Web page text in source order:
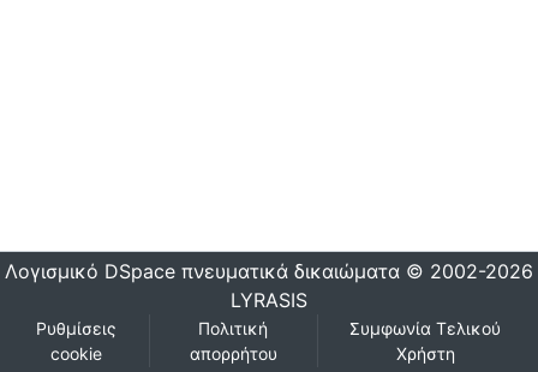
Λογισμικό DSpace πνευματικά δικαιώματα © 2002-2026
LYRASIS
Ρυθμίσεις
cookie
Πολιτική
απορρήτου
Συμφωνία Τελικού
Χρήστη